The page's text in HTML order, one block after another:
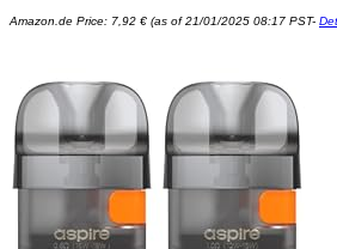
Amazon.de Price: 7,92 € (as of 21/01/2025 08:17 PST-